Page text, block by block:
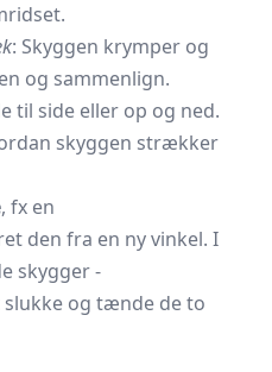
: Skyggen krymper og
og sammenlign.
til side eller op og ned.
skyggen strækker
, fx en
den fra en ny vinkel. I
skygger -
slukke og tænde de to